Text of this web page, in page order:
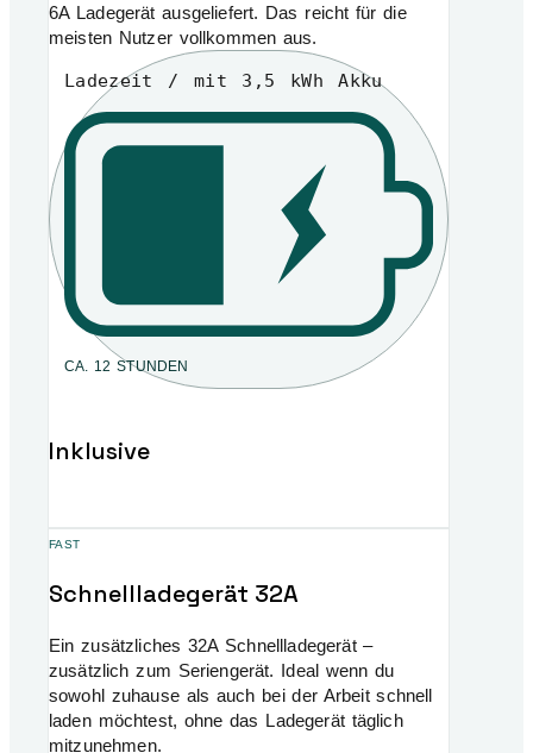
6A Ladegerät ausgeliefert. Das reicht für die
meisten Nutzer vollkommen aus.
Ladezeit / mit 3,5 kWh Akku
CA. 12 STUNDEN
Inklusive
FAST
Schnellladegerät 32A
Ein zusätzliches 32A Schnellladegerät –
zusätzlich zum Seriengerät. Ideal wenn du
sowohl zuhause als auch bei der Arbeit schnell
laden möchtest, ohne das Ladegerät täglich
mitzunehmen.